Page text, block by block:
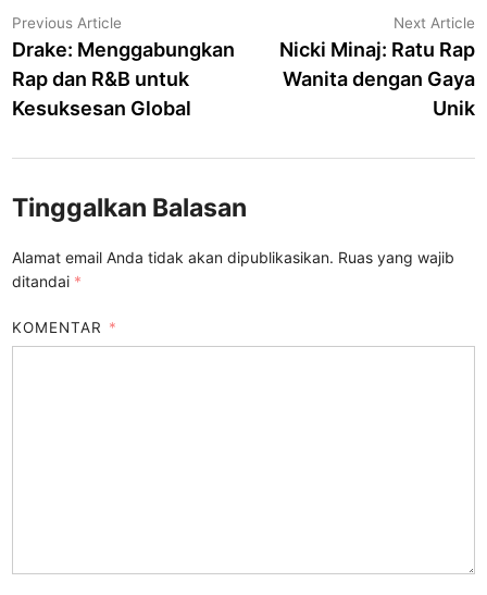
Navigasi
pos
Previous Article
article:
Drake: Menggabungkan
Rap dan R&B untuk
Kesuksesan Global
Next Article
Nicki Minaj: Ratu Rap
Wanita dengan Gaya
Unik
Tinggalkan Balasan
Alamat email Anda tidak akan dipublikasikan. Ruas yang wajib
ditandai *
KOMENTAR *